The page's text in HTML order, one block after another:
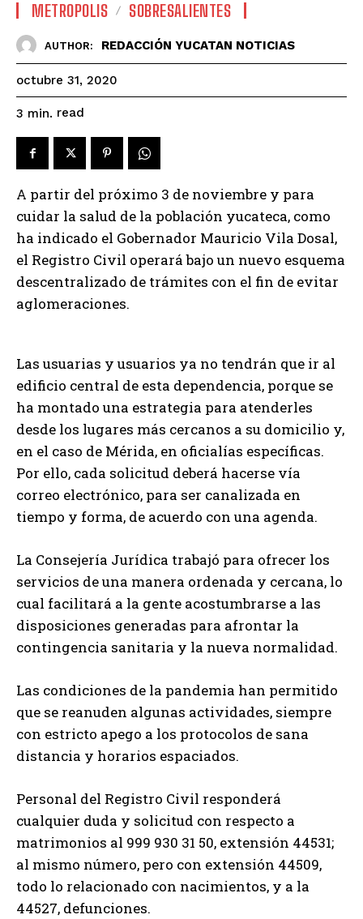
METROPOLIS SOBRESALIENTES
AUTHOR: REDACCIÓN YUCATAN NOTICIAS
octubre 31, 2020
3 min. read
A partir del próximo 3 de noviembre y para
cuidar la salud de la población yucateca, como
ha indicado el Gobernador Mauricio Vila Dosal,
el Registro Civil operará bajo un nuevo esquema
descentralizado de trámites con el fin de evitar
aglomeraciones.
Las usuarias y usuarios ya no tendrán que ir al
edificio central de esta dependencia, porque se
ha montado una estrategia para atenderles
desde los lugares más cercanos a su domicilio y,
en el caso de Mérida, en oficialías específicas.
Por ello, cada solicitud deberá hacerse vía
correo electrónico, para ser canalizada en
tiempo y forma, de acuerdo con una agenda.
La Consejería Jurídica trabajó para ofrecer los
servicios de una manera ordenada y cercana, lo
cual facilitará a la gente acostumbrarse a las
disposiciones generadas para afrontar la
contingencia sanitaria y la nueva normalidad.
Las condiciones de la pandemia han permitido
que se reanuden algunas actividades, siempre
con estricto apego a los protocolos de sana
distancia y horarios espaciados.
Personal del Registro Civil responderá
cualquier duda y solicitud con respecto a
matrimonios al 999 930 31 50, extensión 44531;
al mismo número, pero con extensión 44509,
todo lo relacionado con nacimientos, y a la
44527, defunciones.